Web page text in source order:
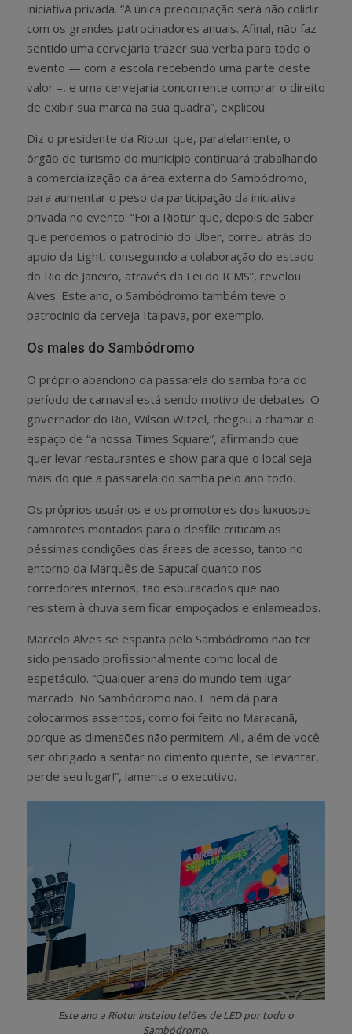
iniciativa privada. “A única preocupação será não colidir
com os grandes patrocinadores anuais. Afinal, não faz
sentido uma cervejaria trazer sua verba para todo o
evento — com a escola recebendo uma parte deste
valor –, e uma cervejaria concorrente comprar o direito
de exibir sua marca na sua quadra”, explicou.
Diz o presidente da Riotur que, paralelamente, o
órgão de turismo do município continuará trabalhando
a comercialização da área externa do Sambódromo,
para aumentar o peso da participação da iniciativa
privada no evento. “Foi a Riotur que, depois de saber
que perdemos o patrocínio do Uber, correu atrás do
apoio da Light, conseguindo a colaboração do estado
do Rio de Janeiro, através da Lei do ICMS”, revelou
Alves. Este ano, o Sambódromo também teve o
patrocínio da cerveja Itaipava, por exemplo.
Os males do Sambódromo
O próprio abandono da passarela do samba fora do
período de carnaval está sendo motivo de debates. O
governador do Rio, Wilson Witzel, chegou a chamar o
espaço de “a nossa Times Square”, afirmando que
quer levar restaurantes e show para que o local seja
mais do que a passarela do samba pelo ano todo.
Os próprios usuários e os promotores dos luxuosos
camarotes montados para o desfile criticam as
péssimas condições das áreas de acesso, tanto no
entorno da Marquês de Sapucaí quanto nos
corredores internos, tão esburacados que não
resistem à chuva sem ficar empoçados e enlameados.
Marcelo Alves se espanta pelo Sambódromo não ter
sido pensado profissionalmente como local de
espetáculo. “Qualquer arena do mundo tem lugar
marcado. No Sambódromo não. E nem dá para
colocarmos assentos, como foi feito no Maracanã,
porque as dimensões não permitem. Ali, além de você
ser obrigado a sentar no cimento quente, se levantar,
perde seu lugar!”, lamenta o executivo.
Este ano a Riotur instalou telões de LED por todo o
Sambódromo.